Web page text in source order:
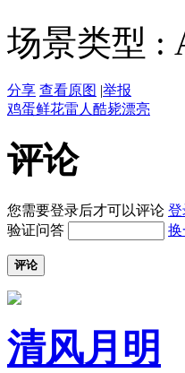
场景类型 :
分享 查看原图 |举报
鸡蛋鲜花雷人 酷毙漂亮
评论
您需要登录后才可以评论 登
验证问答
换
评论
清风月明